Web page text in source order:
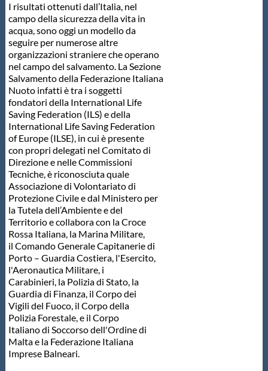
I risultati ottenuti dall’Italia, nel
campo della sicurezza della vita in
acqua, sono oggi un modello da
seguire per numerose altre
organizzazioni straniere che operano
nel campo del salvamento. La Sezione
Salvamento della Federazione Italiana
Nuoto infatti è tra i soggetti
fondatori della International Life
Saving Federation (ILS) e della
International Life Saving Federation
of Europe (ILSE), in cui è presente
con propri delegati nel Comitato di
Direzione e nelle Commissioni
Tecniche, è riconosciuta quale
Associazione di Volontariato di
Protezione Civile e dal Ministero per
la Tutela dell’Ambiente e del
Territorio e collabora con la Croce
Rossa Italiana, la Marina Militare,
il Comando Generale Capitanerie di
Porto – Guardia Costiera, l'Esercito,
l'Aeronautica Militare, i
Carabinieri, la Polizia di Stato, la
Guardia di Finanza, il Corpo dei
Vigili del Fuoco, il Corpo della
Polizia Forestale, e il Corpo
Italiano di Soccorso dell'Ordine di
Malta e la Federazione Italiana
Imprese Balneari.